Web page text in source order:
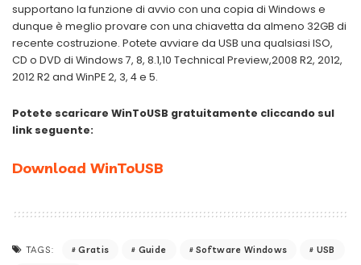
supportano la funzione di avvio con una copia di Windows e
dunque è meglio provare con una chiavetta da almeno 32GB di
recente costruzione. Potete avviare da USB una qualsiasi ISO,
CD o DVD di Windows 7, 8, 8.1,10 Technical Preview,2008 R2, 2012,
2012 R2 and WinPE 2, 3, 4 e 5.
Potete scaricare WinToUSB gratuitamente cliccando sul
link seguente:
Download WinToUSB
TAGS: Gratis Guide Software Windows
USB